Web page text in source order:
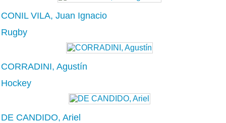
CONIL VILA, Juan Ignacio
Rugby
CORRADINI, Agustín
Hockey
DE CANDIDO, Ariel